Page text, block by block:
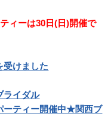
ィーは30日(日)開催で
受けました
イダル
ーティー開催中★関西ブ